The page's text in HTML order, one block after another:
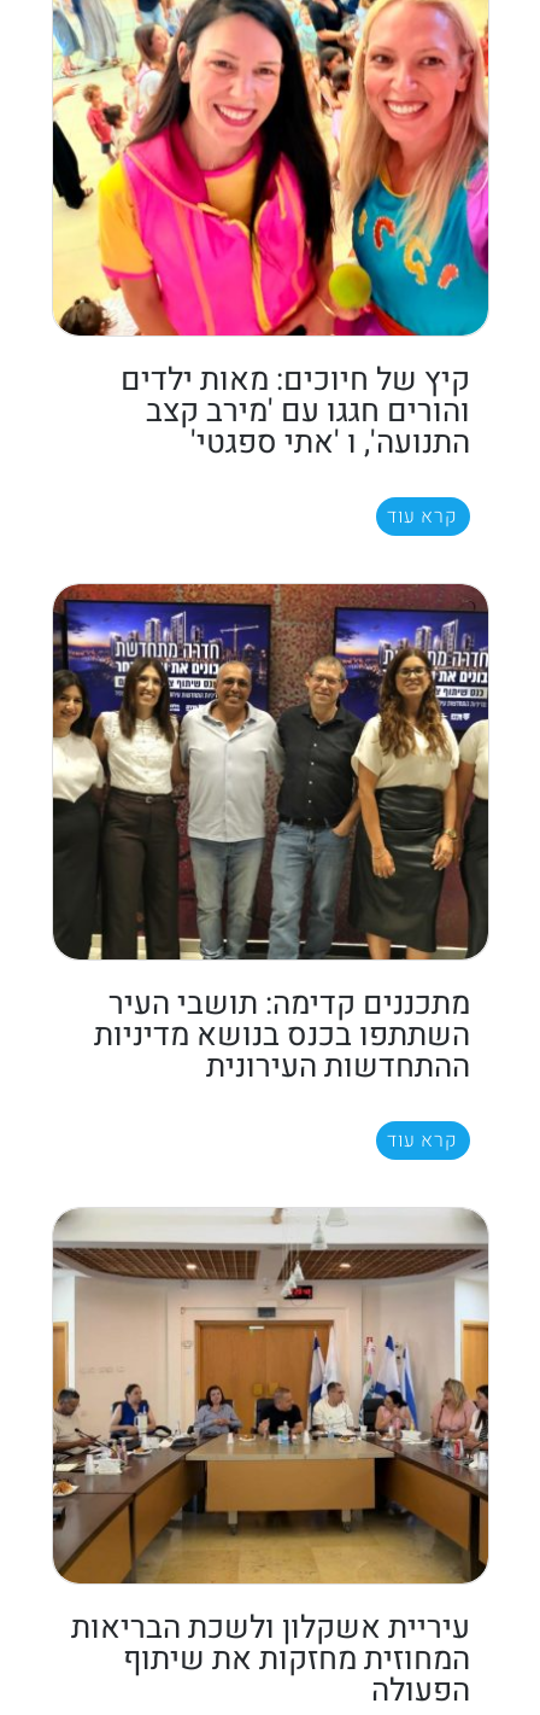
קיץ של חיוכים: מאות ילדים
והורים חגגו עם 'מירב קצב
התנועה', ו 'אתי ספגטי'
קרא עוד
מתכננים קדימה: תושבי העיר
השתתפו בכנס בנושא מדיניות
ההתחדשות העירונית
קרא עוד
עיריית אשקלון ולשכת הבריאות
המחוזית מחזקות את שיתוף
הפעולה